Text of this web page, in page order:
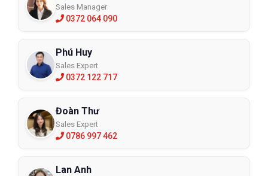
Sales Manager
0372 064 090
Phú Huy
Sales Expert
0372 122 717
Đoàn Thư
Sales Expert
0786 997 462
Lan Anh